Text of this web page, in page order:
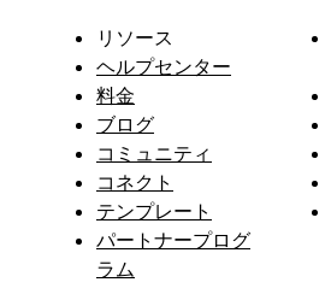
リソース
ヘルプセンター
料金
ブログ
コミュニティ
コネクト
テンプレート
パートナープログ
ラム